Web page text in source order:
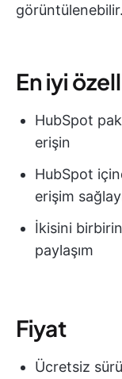
görüntülenebilir.
En iyi
HubSpot
erişin
HubSpot
erişim
İkisini
paylaşım
Fiyat
Ücretsiz